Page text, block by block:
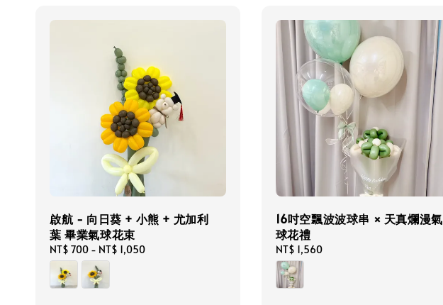
啟航 - 向日葵 + 小熊 + 尤加利
葉 畢業氣球花束
Regular
price
NT$ 700 - NT$ 1,050
16吋空飄波波球串 × 天真爛漫氣
球花禮
Regular
price
NT$ 1,560